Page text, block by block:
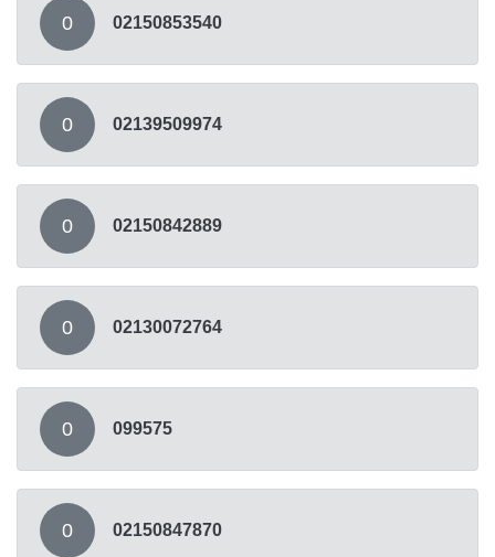
0 02150853540
0 02139509974
0 02150842889
0 02130072764
0 099575
0 02150847870